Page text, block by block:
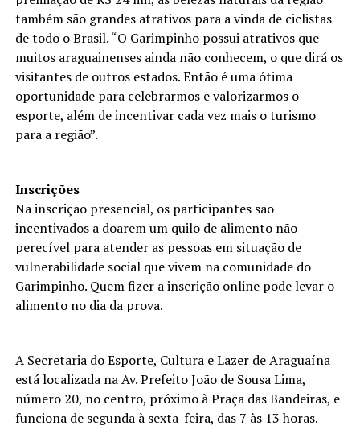
também são grandes atrativos para a vinda de ciclistas
de todo o Brasil. “O Garimpinho possui atrativos que
muitos araguainenses ainda não conhecem, o que dirá os
visitantes de outros estados. Então é uma ótima
oportunidade para celebrarmos e valorizarmos o
esporte, além de incentivar cada vez mais o turismo
para a região”.
Inscrições
Na inscrição presencial, os participantes são
incentivados a doarem um quilo de alimento não
perecível para atender as pessoas em situação de
vulnerabilidade social que vivem na comunidade do
Garimpinho. Quem fizer a inscrição online pode levar o
alimento no dia da prova.
A Secretaria do Esporte, Cultura e Lazer de Araguaína
está localizada na Av. Prefeito João de Sousa Lima,
número 20, no centro, próximo à Praça das Bandeiras, e
funciona de segunda à sexta-feira, das 7 às 13 horas.